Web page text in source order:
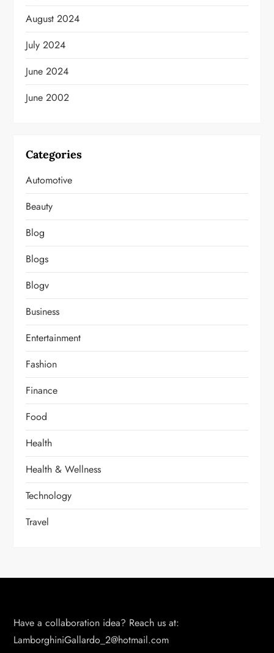
August 2024
July 2024
June 2024
June 2002
Categories
Automotive
Beauty
Blog
Blogs
Blogv
Business
Entertainment
Fashion
Finance
Food
Health
Health & Wellness
Technology
Travel
Have a collaboration idea? Reach us at:
LamborghiniGallardo_2@hotmail.com